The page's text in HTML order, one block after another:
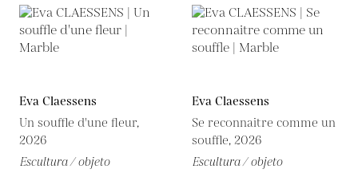
Eva Claessens
Un souffle d'une fleur,
2026
Escultura / objeto
Eva Claessens
Se reconnaitre comme un
souffle, 2026
Escultura / objeto